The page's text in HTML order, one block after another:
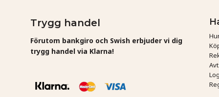
Trygg handel
Förutom bankgiro och Swish erbjuder vi dig
trygg handel via Klarna!